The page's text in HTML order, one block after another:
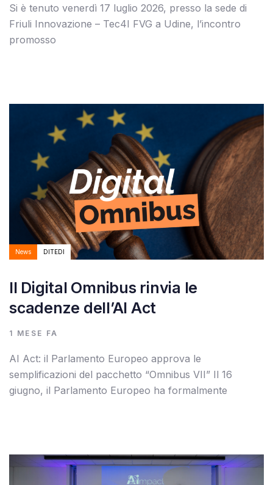
Si è tenuto venerdì 17 luglio 2026, presso la sede di
Friuli Innovazione – Tec4I FVG a Udine, l’incontro
promosso
News DITEDI
Il Digital Omnibus rinvia le
scadenze dell’AI Act
1 MESE FA
AI Act: il Parlamento Europeo approva le
semplificazioni del pacchetto “Omnibus VII” Il 16
giugno, il Parlamento Europeo ha formalmente